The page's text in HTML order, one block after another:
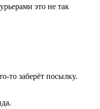
это не так
то заберёт посылку.